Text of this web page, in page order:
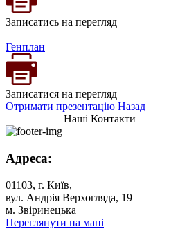
Записатись на перегляд
Генплан
Записатися на перегляд
Отримати презентацію Назад
Наші Контакти
Адреса:
01103, г. Київ,
вул. Андрія Верхогляда, 19
м. Звіринецька
Переглянути на мапі